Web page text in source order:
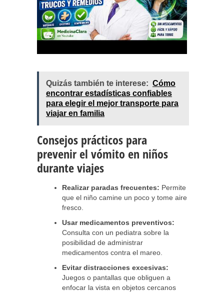
Quizás también te interese: Cómo
encontrar estadísticas confiables
para elegir el mejor transporte para
viajar en familia
Consejos prácticos para
prevenir el vómito en niños
durante viajes
Realizar paradas frecuentes: Permite
que el niño camine un poco y tome aire
fresco.
Usar medicamentos preventivos:
Consulta con un pediatra sobre la
posibilidad de administrar
medicamentos contra el mareo.
Evitar distracciones excesivas:
Juegos o pantallas que obliguen a
enfocar la vista en objetos cercanos